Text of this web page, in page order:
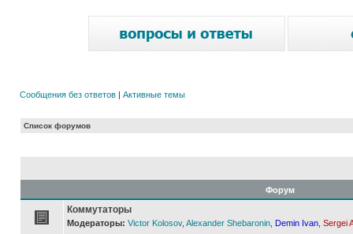
Сообщения без ответов | Активные темы
Список форумов
Форум
Коммутаторы
Модераторы: Victor Kolosov, Alexander Shebaronin Demin Ivan Sergei